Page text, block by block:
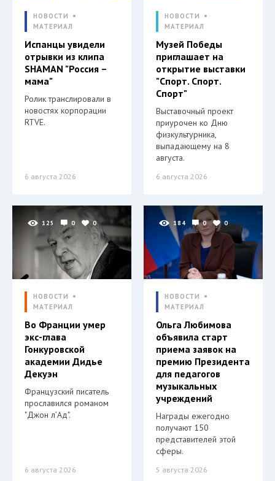
НОВОСТИ
МАТЕРИАЛ
Испанцы увидели
отрывки из клипа
SHAMAN "Россия –
мама"
Ролик транслировали в
новостях корпорации
RTVE.
6 августа 2026
НОВОСТИ
МАТЕРИАЛ
Музей Победы
приглашает на
открытие выставки
"Спорт. Спорт.
Спорт"
Выставочный проект
приурочен ко Дню
физкультурника,
выпадающему на 8
августа.
6 августа 2026
125 0 0
НОВОСТИ
МАТЕРИАЛ
Во Франции умер
экс-глава
Гонкуровской
академии Дидье
Декуэн
Французский писатель
прославился романом
"Джон л’Ад".
6 августа 2026
184 0 0
НОВОСТИ
МАТЕРИАЛ
Ольга Любимова
объявила старт
приема заявок на
премию Президента
для педагогов
музыкальных
учреждений
Награды ежегодно
получают 150
представителей этой
сферы.
5 августа 2026